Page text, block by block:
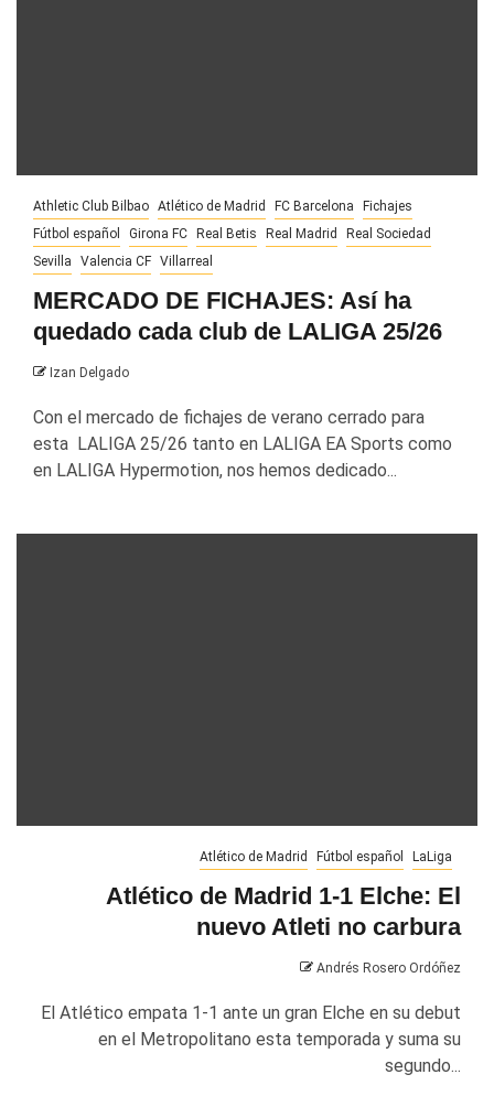
Athletic Club Bilbao Atlético de Madrid FC Barcelona
Fichajes
Fútbol español
Girona FC Real Betis Real Madrid
Real Sociedad
Sevilla
Valencia CF Villarreal
MERCADO DE FICHAJES: Así ha
quedado cada club de LALIGA 25/26
Izan Delgado
Con el mercado de fichajes de verano cerrado para
esta LALIGA 25/26 tanto en LALIGA EA Sports como
en LALIGA Hypermotion, nos hemos dedicado...
Atlético de Madrid Fútbol español LaLiga
Atlético de Madrid 1-1 Elche: El
nuevo Atleti no carbura
Andrés Rosero Ordóñez
El Atlético empata 1-1 ante un gran Elche en su debut
en el Metropolitano esta temporada y suma su
segundo...